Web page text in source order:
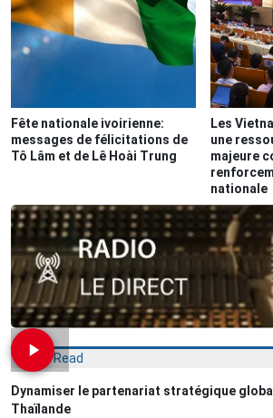
Fête nationale ivoirienne:
messages de félicitations de
Tô Lâm et de Lê Hoài Trung
Les
une
majeure
nationale
Most Read
Dynamiser le partenariat stratégique
Thaïlande